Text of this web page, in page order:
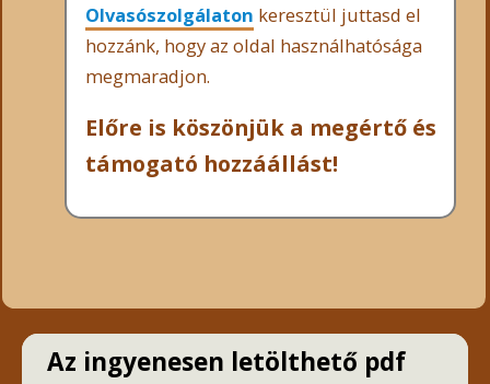
Olvasószolgálaton keresztül juttasd el
hozzánk, hogy az oldal használhatósága
megmaradjon.
Előre is köszönjük a megértő és
támogató hozzáállást!
Az ingyenesen letölthető pdf